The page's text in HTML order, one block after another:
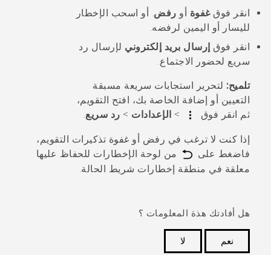
انقر فوقغفوة أو رفض . أو اسحب الإخطار
لليسار أو اليمين لرفضه.
انقر فوق إرسال بريد إلكتروني لإرسال رد
سريع لحضور الاجتماع.
تلميح: لتحرير استجابات سريعة مسبقة
التعيين أو إضافة الخاصة بك، افتح التقويم،
ثم انقر فوق
> الإعدادات > رد سريع
إذا كنت لا ترغب في رفض أو غفوة تذكيرات التقويم،
فاضغط على
من لوحة الإخطارات للحفاظ عليها
معلقة في منطقة إخطارات شريط الحالة.
هل أفادتك هذة المعلومات ؟
نعم
لا